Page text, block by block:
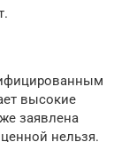
высокие
заявлена
нельзя.